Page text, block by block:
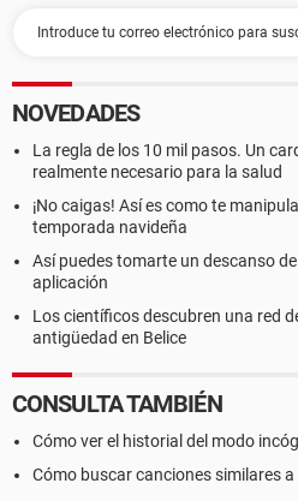
NOVEDADES
La regla de los 10 mil pasos. Un
realmente necesario para la salud
¡No caigas! Así es como te
temporada navideña
Así puedes tomarte un descanso
aplicación
Los científicos descubren una red
antigüedad en Belice
CONSULTA TAMBIÉN
Cómo ver el historial del modo
Cómo buscar canciones similares